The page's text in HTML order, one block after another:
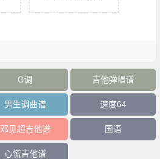
G调 吉他弹唱谱
男生调曲谱 速度64
邓见超吉他谱 国语
心慌吉他谱